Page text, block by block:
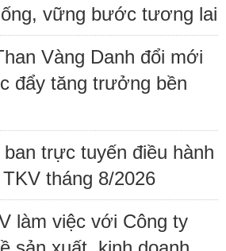
vững bước tương lai
Vàng Danh đổi mới
đẩy tăng trưởng bền
ban trực tuyến điều hành
tháng 8/2026
làm việc với Công ty